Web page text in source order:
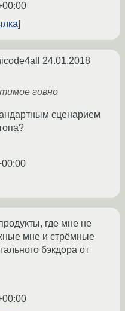
24.01.2018
говно
сценарием
где мне не
мне и стрёмные
бэкдора от